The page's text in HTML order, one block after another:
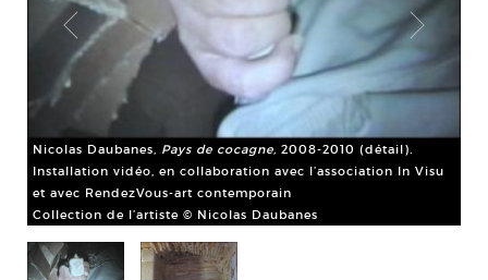
Nicolas Daubanes, Pays de cocagne, 2008-2010 (détail).
Installation vidéo, en collaboration avec l’association In Visu
et avec RendezVous-art contemporain
Collection de l’artiste © Nicolas Daubanes